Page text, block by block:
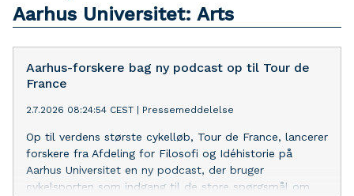
Aarhus Universitet: Arts
Aarhus-forskere bag ny podcast op til Tour de
France
2.7.2026 08:24:54 CEST Pressemeddelelse
Op til verdens største cykelløb, Tour de France, lancerer
forskere fra Afdeling for Filosofi og Idéhistorie på
Aarhus Universitet en ny podcast, der bruger
cykelsporten som indgang til de store spørgsmål om